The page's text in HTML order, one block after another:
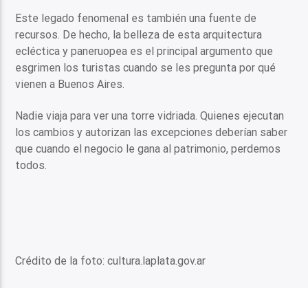
Este legado fenomenal es también una fuente de
recursos. De hecho, la belleza de esta arquitectura
ecléctica y paneruopea es el principal argumento que
esgrimen los turistas cuando se les pregunta por qué
vienen a Buenos Aires.
Nadie viaja para ver una torre vidriada. Quienes ejecutan
los cambios y autorizan las excepciones deberían saber
que cuando el negocio le gana al patrimonio, perdemos
todos.
Crédito de la foto: cultura.laplata.gov.ar